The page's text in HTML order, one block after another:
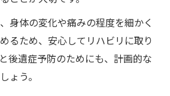
身体の変化や痛みの程度を細かく
るため、安心してリハビリに取り
後遺症予防のためにも、計画的な
ょう。